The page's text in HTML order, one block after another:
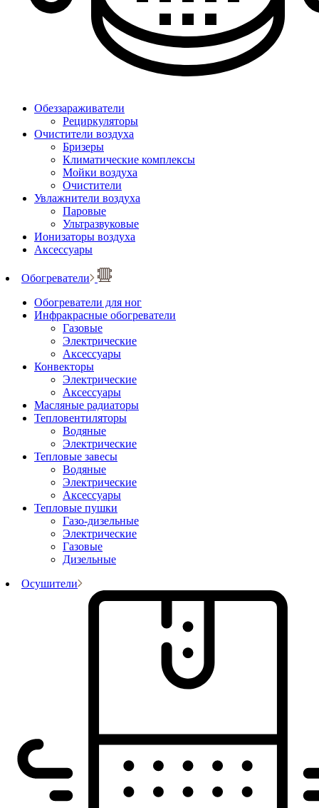
Обеззараживатели
Рециркуляторы
Очистители воздуха
Бризеры
Климатические комплексы
Мойки воздуха
Очистители
Увлажнители воздуха
Паровые
Ультразвуковые
Ионизаторы воздуха
Аксессуары
Обогреватели
Обогреватели для ног
Инфракрасные обогреватели
Газовые
Электрические
Аксессуары
Конвекторы
Электрические
Аксессуары
Масляные радиаторы
Тепловентиляторы
Водяные
Электрические
Тепловые завесы
Водяные
Электрические
Аксессуары
Тепловые пушки
Газо-дизельные
Электрические
Газовые
Дизельные
Осушители